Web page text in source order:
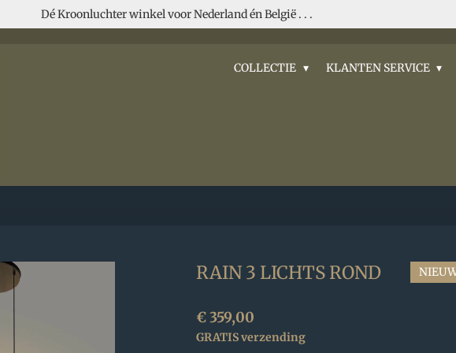
Dé Kroonluchter winkel voor Nederland én België . . .
COLLECTIE KLANTEN SERVICE
RAIN 3 LICHTS ROND
€ 359,00
GRATIS verzending